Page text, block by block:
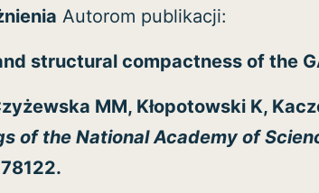
Autorom publikacji:
structural compactness of the
MM, Kłopotowski K,
of the National Academy of